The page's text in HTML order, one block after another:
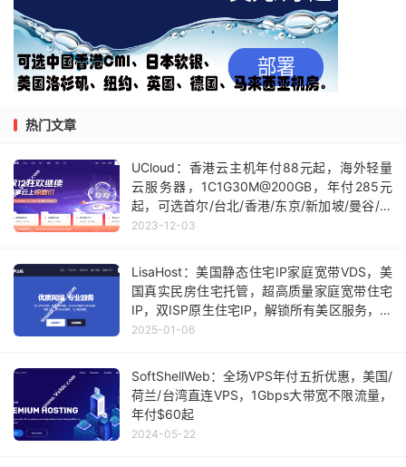
热门文章
UCloud：香港云主机年付88元起，海外轻量
云服务器，1C1G30M@200GB，年付285元
起，可选首尔/台北/香港/东京/新加坡/曼谷/洛
杉矶等机房
2023-12-03
LisaHost：美国静态住宅IP家庭宽带VDS，美
国真实民房住宅托管，超高质量家庭宽带住宅
IP，双ISP原生住宅IP，解锁所有美区服务，月
付116元起
2025-01-06
SoftShellWeb：全场VPS年付五折优惠，美国/
荷兰/台湾直连VPS，1Gbps大带宽不限流量，
年付$60起
2024-05-22